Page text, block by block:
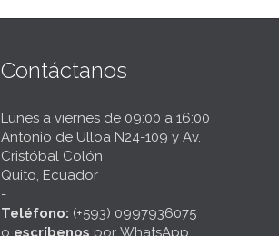
Contáctanos
Lunes a viernes de 09:00 a 16:00
Antonio de Ulloa N24-109 y Av.
Cristóbal Colón
Quito, Ecuador
-
Teléfono: (+593) 0997936075
o escríbenos por WhatsApp